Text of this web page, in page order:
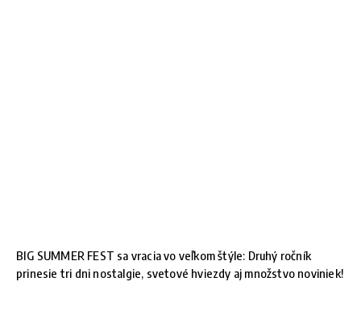
BIG SUMMER FEST sa vracia vo veľkom štýle: Druhý ročník
prinesie tri dni nostalgie, svetové hviezdy aj množstvo noviniek!